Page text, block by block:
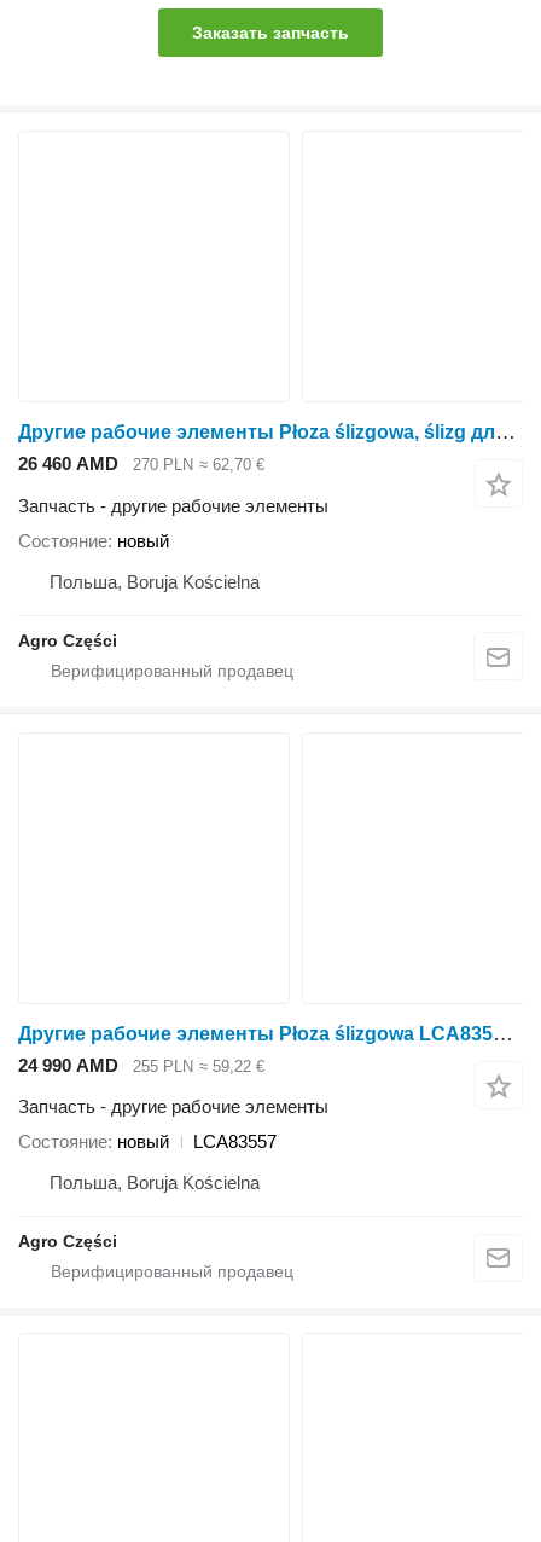
Заказать запчасть
Другие рабочие элементы Płoza ślizgowa, ślizg для жатки кукурузной Kemper 445, Champion M4500
26 460 AMD 270 PLN ≈ 62,70 €
Запчасть - другие рабочие элементы
Состояние новый
Польша, Boruja Kościelna
Agro Części
Другие рабочие элементы Płoza ślizgowa LCA83557 для жатки кукурузной Kemper 360, 345, 330, 375, 6008
24 990 AMD 255 PLN ≈ 59,22 €
Запчасть - другие рабочие элементы
Состояние новый
LCA83557
Польша, Boruja Kościelna
Agro Części